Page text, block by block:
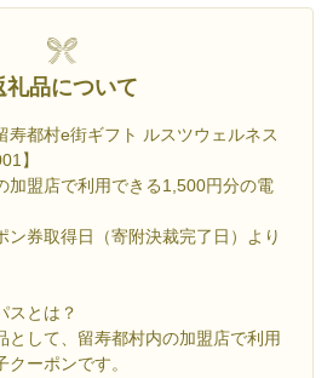
礼品について
寿都村e街ギフト ルスツウェルネス
】
加盟店で利用できる1,500円分の電
ン券取得日（寄附決裁完了日）より
スとは？
として、留寿都村内の加盟店で利用
ーポンです。